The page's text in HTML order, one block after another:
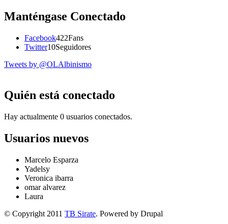
Manténgase Conectado
Facebook422Fans
Twitter10Seguidores
Tweets by @OLAlbinismo
Quién está conectado
Hay actualmente 0 usuarios conectados.
Usuarios nuevos
Marcelo Esparza
Yadelsy
Veronica ibarra
omar alvarez
Laura
© Copyright 2011 TB Sirate. Powered by Drupal